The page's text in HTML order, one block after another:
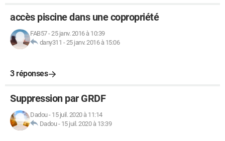
accès piscine dans une copropriété
FAB57-25 janv. 2016 à 10:39
dany311 -25 janv. 2016 à 15:06
3 réponses
Suppression par GRDF
Dadou- 15 juil. 2020 à 11:14
Dadou- 15 juil. 2020 à 13:39